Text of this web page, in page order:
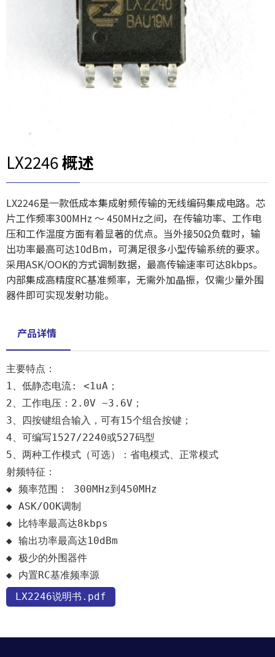
LX2246概述
LX2246是一款低成本集成射频传输的无线编码集成电路。芯
片工作频率300MHz ～ 450MHz之间，在传输功率、工作电
压和工作温度方面有着显著的优点。当外接50Ω负载时，输
出功率最高可达10dBm，可满足很多小型传输系统的要求。
采用ASK/OOK的方式调制数据，最高传输速率可达8kbps。
内部集成高精度RC基准频率，无需外加晶振，仅需少量外围
器件即可实现发射功能。
产品详情
主要特点：
1、低静态电流: <1uA；
2、工作电压：2.0V ~3.6V；
3、四按键组合输入，可有15个组合按键；
4、可编写1527/2240或527码型
5、两种工作模式（可选）：省电模式、正常模式
射频特征：
◆ 频率范围： 300MHz到450MHz
◆ ASK/OOK调制
◆ 比特率最高达8kbps
◆ 输出功率最高达10dBm
◆ 极少的外围器件
◆ 内置RC基准频率源
LX2246说明书.pdf